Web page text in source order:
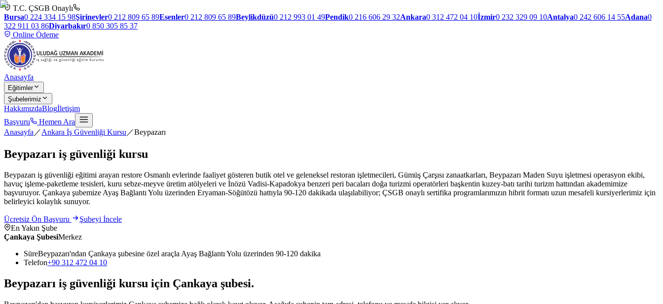
T.C. ÇSGB Onaylı
Bursa0 224 334 15 98Şirinevler0 212 809 65 89Esenler0 212 809 65 89Beylikdüzü0 212 993 01 49Pendik0 216 606 29 32Ankara0 312 472 04 10İzmir0 232 329 09 10Antalya0 242 606 14 55Adana0
322 911 03 86Diyarbakır0 850 305 85 37
Online Ödeme
Anasayfa
Eğitimler
Şubelerimiz
HakkımızdaBlogİletişim
Başvuru
Hemen Ara
Anasayfa ／Ankara İş Güvenliği Kursu ／Beypazarı
Beypazarı iş güvenliği kursu
Beypazarı iş güvenliği eğitimi arayan restore Osmanlı evlerinde faaliyet gösteren butik otel ve geleneksel restoran işletmecileri, Gümüş Çarşısı zanaatkarları, Beypazarı Maden Suyu işletmesi operasyon ekibi,
havuç işleme-paketleme tesisleri, kuru sebze-meyve üretim atölyeleri ve İnözü Vadisi-Kapadokya benzeri peri bacaları doğa turizmi operatörleri başkentin kuzey-batı tarihi turizm hattından akademimize
başvuruyor. Çankaya şubemize Ayaş Bağlantı Yolu üzerinden Eryaman-Söğütözü hattıyla 90-120 dakikada ulaşılabiliyor; ÇSGB onaylı sertifika programlarımızın hibrit formatı uzun mesafeli kursiyerlerimiz için
belirleyici kolaylık sunuyor.
Ücretsiz Ön Başvuru
Şubeyi İncele
En Yakın Şube
Çankaya ŞubesiMerkez
SüreBeypazarı'ndan Çankaya şubesine özel araçla Ayaş Bağlantı Yolu üzerinden 90-120 dakika
Telefon+90 312 472 04 10
Beypazarı iş güvenliği kursu için Çankaya şubesi.